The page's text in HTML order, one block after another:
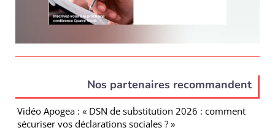
Nos partenaires recommandent
Vidéo Apogea : « DSN de substitution 2026 : comment
sécuriser vos déclarations sociales ? »